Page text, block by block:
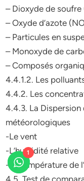
– Dioxyde de soufre
– Oxyde d’azote
– Particules en
– Monoxyde de
– Composés
4.4.1.2. Les
4.4.2. Les
4.4.3. La
météorologiques
-Le vent
-L’humidité relative
-La température de
4.5. Test de
1